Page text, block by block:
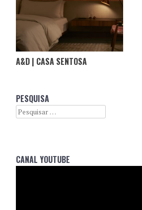
A&D | CASA SENTOSA
PESQUISA
Search
CANAL YOUTUBE